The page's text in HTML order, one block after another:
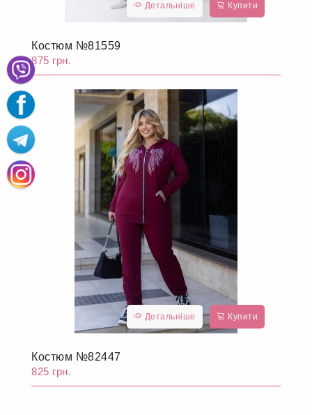
Детальніше Купити
Костюм №81559
875 грн.
Детальніше Купити
Костюм №82447
825 грн.